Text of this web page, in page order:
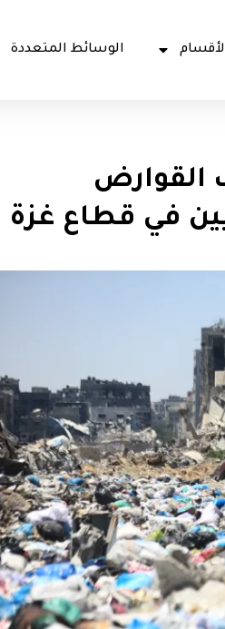
الوسائط المتعددة
القوارض
في قطاع غزة